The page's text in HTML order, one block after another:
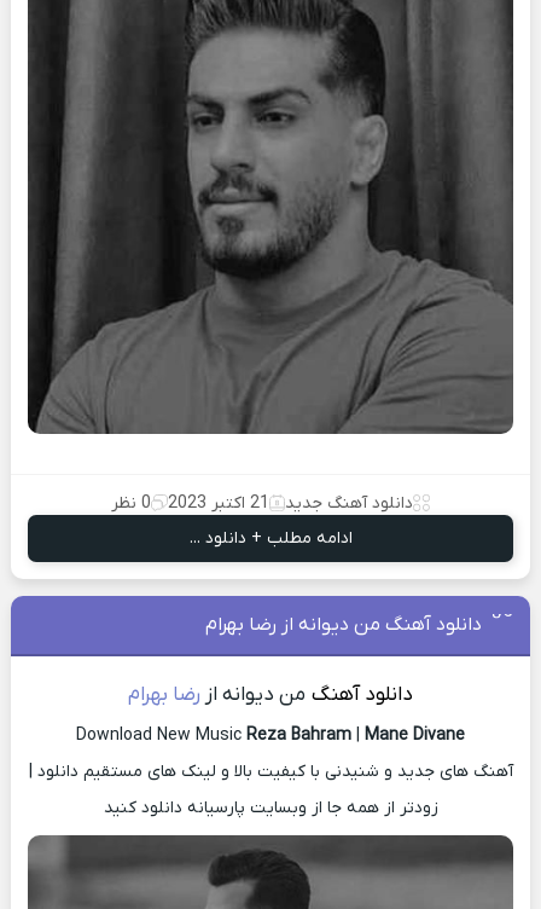
دانلود آهنگ جدید 21 اکتبر 2023
0 نظر
ادامه مطلب + دانلود ...
دانلود آهنگ من دیوانه از رضا بهرام
دانلود آهنگ من دیوانه از رضا بهرام
Download New Music Reza Bahram | Mane Divane
آهنگ های جدید و شنیدنی با کیفیت بالا و لینک های مستقیم دانلود |
زودتر از همه جا از وبسایت پارسیانه دانلود کنید